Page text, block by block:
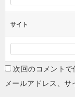
サイト
次回のコメントで
メールアドレス、サ